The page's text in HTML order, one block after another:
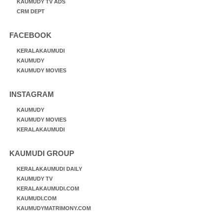
KAUMUDY TV ADS
CRM DEPT
FACEBOOK
KERALAKAUMUDI
KAUMUDY
KAUMUDY MOVIES
INSTAGRAM
KAUMUDY
KAUMUDY MOVIES
KERALAKAUMUDI
KAUMUDI GROUP
KERALAKAUMUDI DAILY
KAUMUDY TV
KERALAKAUMUDI.COM
KAUMUDI.COM
KAUMUDYMATRIMONY.COM